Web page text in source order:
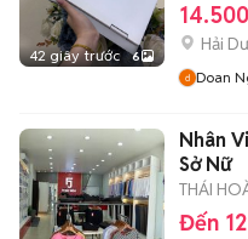
42 giây trước 6
Hải
Doan
Nhân
Sở Nữ
THÁI
Đến